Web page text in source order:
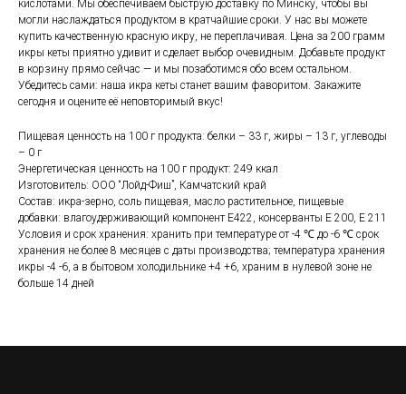
кислотами. Мы обеспечиваем быструю доставку по Минску, чтобы вы
могли наслаждаться продуктом в кратчайшие сроки. У нас вы можете
купить качественную красную икру, не переплачивая. Цена за 200 грамм
икры кеты приятно удивит и сделает выбор очевидным. Добавьте продукт
в корзину прямо сейчас — и мы позаботимся обо всем остальном.
Убедитесь сами: наша икра кеты станет вашим фаворитом. Закажите
сегодня и оцените её неповторимый вкус!
Пищевая ценность на 100 г продукта: белки – 33 г, жиры – 13 г, углеводы
– 0 г
Энергетическая ценность на 100 г продукт: 249 ккал
Изготовитель: ООО “Лойд-Фиш”, Камчатский край
Состав: икра-зерно, соль пищевая, масло растительное, пищевые
добавки: влагоудерживающий компонент Е422, консерванты Е 200, Е 211
Условия и срок хранения: хранить при температуре от -4 ℃ до -6 ℃ срок
хранения не более 8 месяцев с даты производства; температура хранения
икры -4 -6, а в бытовом холодильнике +4 +6, храним в нулевой зоне не
больше 14 дней